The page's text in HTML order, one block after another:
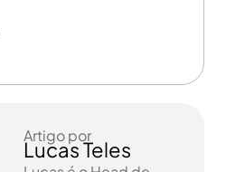
Artigo por
Lucas Teles